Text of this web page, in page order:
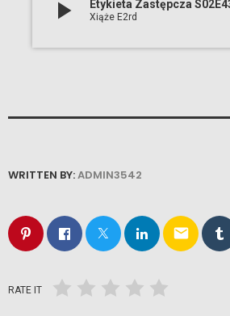
play_arrow Etykieta Zastępcza
Xiąże E2rd
WRITTEN BY:ADMIN3542
email
RATE IT